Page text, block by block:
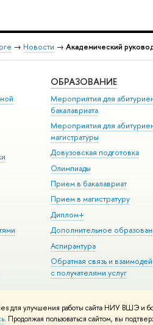
для улучшения работы сайта НИУ ВШЭ и
. Продолжая пользоваться сайтом, вы
→ Новости → Академический
ОБРАЗОВАНИЕ
Мероприятия для
бакалавриата
Мероприятия для
магистратуры
Довузовская подготовка
Олимпиады
Прием в бакалавриат
Прием в магистратуру
Диплом+
Дополнительное
Аспирантура
Обратная связь и
с получателями услуг
и контакты Условия использования
разработаны вШколе дизайна НИУ ВШЭ